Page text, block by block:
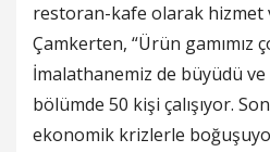
restoran-kafe olarak hizmet
Çamkerten, “Ürün gamımız
İmalathanemiz de büyüdü
bölümde 50 kişi çalışıyor.
ekonomik krizlerle